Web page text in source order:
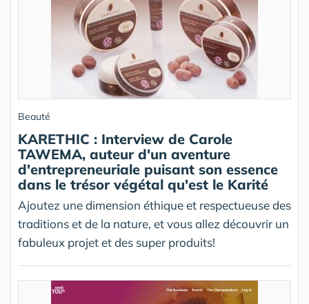
Beauté
KARETHIC : Interview de Carole
TAWEMA, auteur d'un aventure
d'entrepreneuriale puisant son essence
dans le trésor végétal qu'est le Karité
Ajoutez une dimension éthique et respectueuse des
traditions et de la nature, et vous allez découvrir un
fabuleux projet et des super produits!